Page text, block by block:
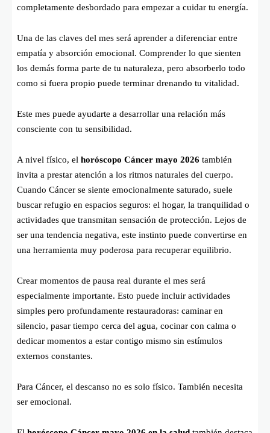
completamente desbordado para empezar a cuidar tu energía.
Una de las claves del mes será aprender a diferenciar entre
empatía y absorción emocional. Comprender lo que sienten
los demás forma parte de tu naturaleza, pero absorberlo todo
como si fuera propio puede terminar drenando tu vitalidad.
Este mes puede ayudarte a desarrollar una relación más
consciente con tu sensibilidad.
A nivel físico, el horóscopo Cáncer mayo 2026 también
invita a prestar atención a los ritmos naturales del cuerpo.
Cuando Cáncer se siente emocionalmente saturado, suele
buscar refugio en espacios seguros: el hogar, la tranquilidad o
actividades que transmitan sensación de protección. Lejos de
ser una tendencia negativa, este instinto puede convertirse en
una herramienta muy poderosa para recuperar equilibrio.
Crear momentos de pausa real durante el mes será
especialmente importante. Esto puede incluir actividades
simples pero profundamente restauradoras: caminar en
silencio, pasar tiempo cerca del agua, cocinar con calma o
dedicar momentos a estar contigo mismo sin estímulos
externos constantes.
Para Cáncer, el descanso no es solo físico. También necesita
ser emocional.